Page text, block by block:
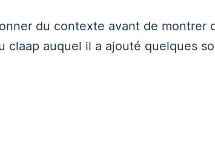
du contexte avant de montrer
claap auquel il a ajouté quelques